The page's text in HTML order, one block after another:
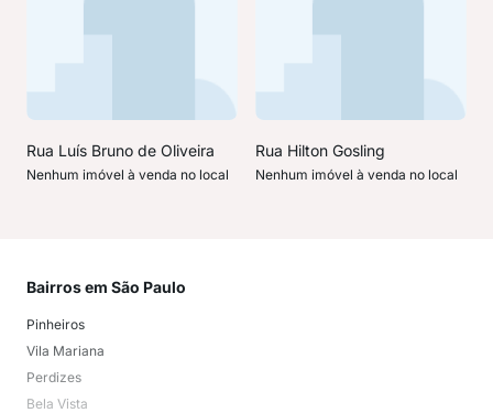
Rua Luís Bruno de Oliveira
Nenhum imóvel à venda no local
Rua Hilton Gosling
Nenhum imóvel à venda no local
Bairros em São Paulo
Pinheiros
Vila Mariana
Perdizes
Bela Vista